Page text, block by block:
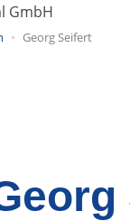
Georg Seifert